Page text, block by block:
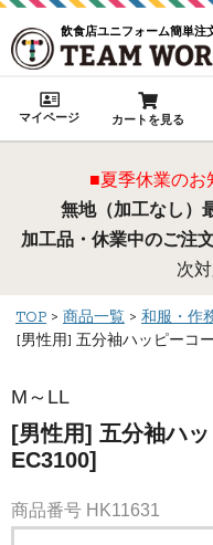
飲食店ユニフォーム簡単注
マイページ カートを見る
■夏季休業のお
無地（加工なし）
加工品・休業中のご注
次
TOP 商品一覧 和服・作
[男性用] 五分袖ハッピーコ
M～LL
[男性用] 五分袖ハ
EC3100]
商品番号 HK11631